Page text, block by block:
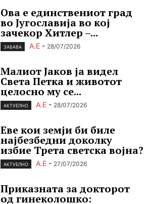
Ова е единствениот град
во Југославија во кој
зачекор Хитлер –...
ЗАБАВА А.Е - 28/07/2026
Малиот Јаков ја видел
Света Петка и животот
целосно му се...
АКТУЕЛНО А.Е - 28/07/2026
Еве кои земји би биле
најбезбедни доколку
избие Трета светска војна?
АКТУЕЛНО А.Е - 27/07/2026
Приказната за докторот
од гинеколошко: